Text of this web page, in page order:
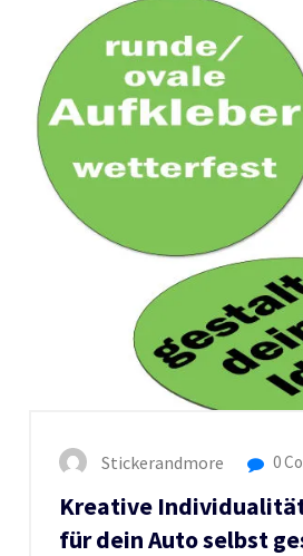
Stickerandmore 0
Kreative
für dein Auto selbst